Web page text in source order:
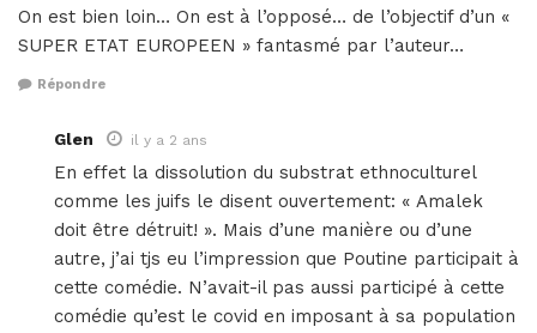
On est bien loin… On est à l’opposé… de l’objectif d’un «
SUPER ETAT EUROPEEN » fantasmé par l’auteur…
Répondre
Glen il y a 2 ans
En effet la dissolution du substrat ethnoculturel
comme les juifs le disent ouvertement: « Amalek
doit être détruit! ». Mais d’une manière ou d’une
autre, j’ai tjs eu l’impression que Poutine participait à
cette comédie. N’avait-il pas aussi participé à cette
comédie qu’est le covid en imposant à sa population